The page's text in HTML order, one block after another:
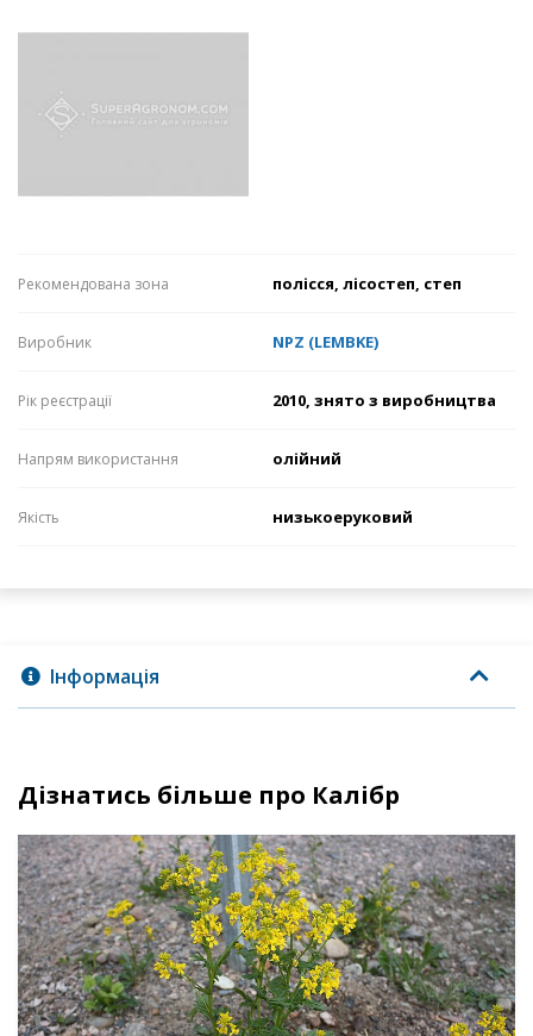
Рекомендована зона полісся, лісостеп, степ
Виробник NPZ (LEMBKE)
Рік реєстрації 2010, знято з виробництва
Напрям використання олійний
Якість низькоеруковий
Інформація
Дізнатись більше про Калібр